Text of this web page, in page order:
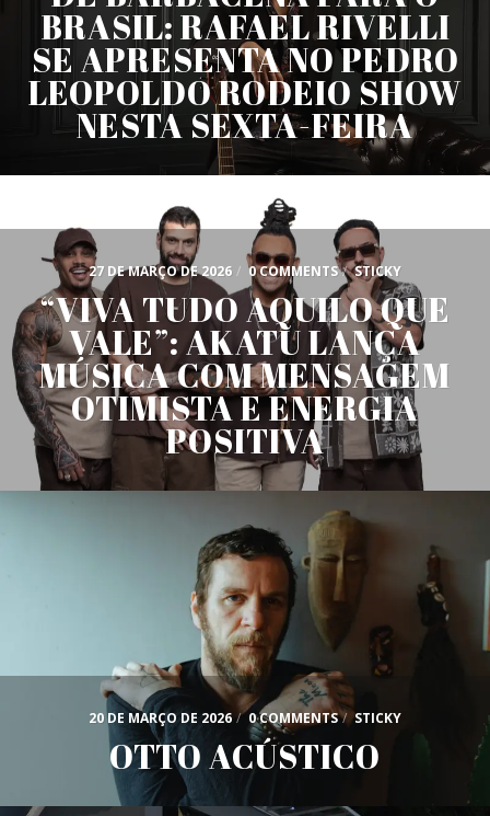
BRASIL: RAFAEL RIVELLI
SE APRESENTA NO PEDRO
LEOPOLDO RODEIO SHOW
NESTA SEXTA-FEIRA
27 DE MARÇO DE 2026 / 0 COMMENTS / STICKY
“VIVA TUDO AQUILO QUE
VALE”: AKATU LANÇA
MÚSICA COM MENSAGEM
OTIMISTA E ENERGIA
POSITIVA
20 DE MARÇO DE 2026 / 0 COMMENTS / STICKY
OTTO ACÚSTICO